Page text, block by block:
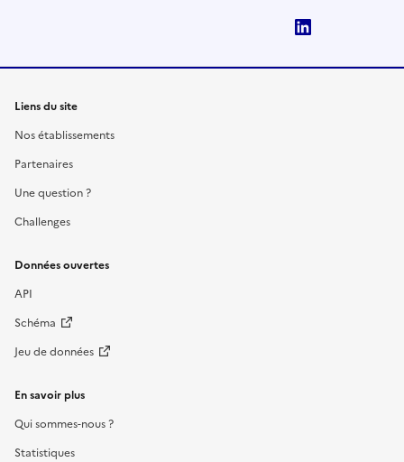
Liens du site
Nos établissements
Partenaires
Une question ?
Challenges
Données ouvertes
API
Schéma
Jeu de données
En savoir plus
Qui sommes-nous ?
Statistiques